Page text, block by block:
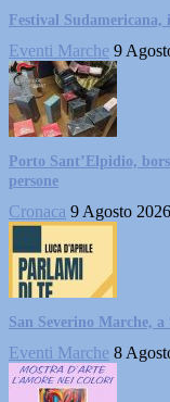
Festival
Eventi Marche 9
Porto Sant’Elpidio,
persone
Cronaca 9 Agosto 2026
San Severino Marche,
Eventi Marche 8